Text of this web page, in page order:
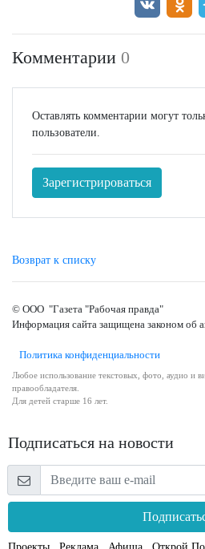
Комментарии 0
Оставлять комментарии могут
пользователи.
Зарегистрироваться
Возврат к списку
© ООО "Газета "Рабочая правда"
Информация сайта защищена законом об
Политика конфиденциальности
Любое использование текстовых, фото, аудио и
правообладателя.
Для детей старше 16 лет.
Подписаться на новости